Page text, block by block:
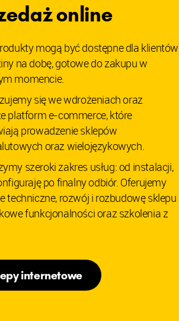
online
mogą być dostępne dla klientów
na dobę, gotowe do zakupu w
momencie.
się we wdrożeniach oraz
platform e-commerce, które
prowadzenie sklepów
oraz wielojęzykowych.
szeroki zakres usług: od instalacji,
po finalny odbiór. Oferujemy
techniczne, rozwój i rozbudowę sklepu
funkcjonalności oraz szkolenia z
internetowe